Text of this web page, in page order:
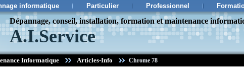
informatique Particulier Professionnel
Dépannage, conseil, installation, formation et maintenance
A.I.Service
Informatique Articles-Info Chrome 78